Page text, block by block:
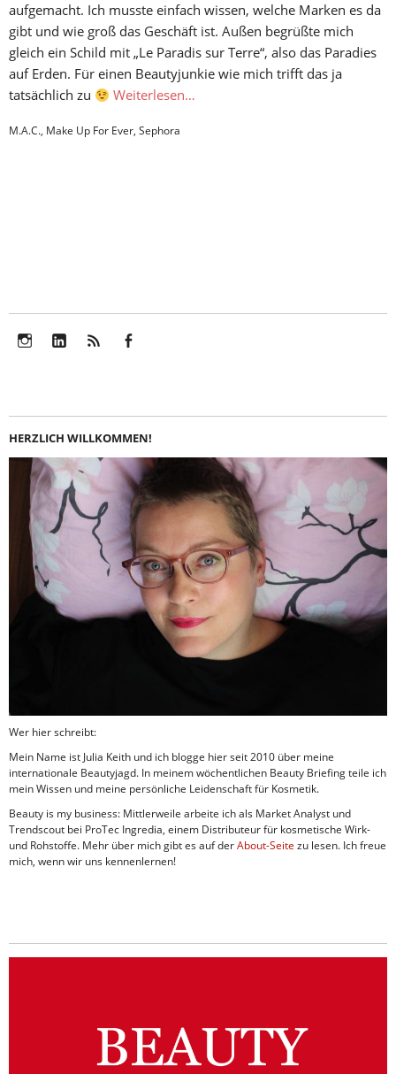
aufgemacht. Ich musste einfach wissen, welche Marken es da
gibt und wie groß das Geschäft ist. Außen begrüßte mich
gleich ein Schild mit „Le Paradis sur Terre“, also das Paradies
auf Erden. Für einen Beautyjunkie wie mich trifft das ja
tatsächlich zu
Weiterlesen…
M.A.C., Make Up For Ever, Sephora
HERZLICH WILLKOMMEN!
Wer hier schreibt:
Mein Name ist Julia Keith und ich blogge hier seit 2010 über meine
internationale Beautyjagd. In meinem wöchentlichen Beauty Briefing teile ich
mein Wissen und meine persönliche Leidenschaft für Kosmetik.
Beauty is my business: Mittlerweile arbeite ich als Market Analyst und
Trendscout bei ProTec Ingredia, einem Distributeur für kosmetische Wirk-
und Rohstoffe. Mehr über mich gibt es auf derAbout-Seite zu lesen. Ich freue
mich, wenn wir uns kennenlernen!